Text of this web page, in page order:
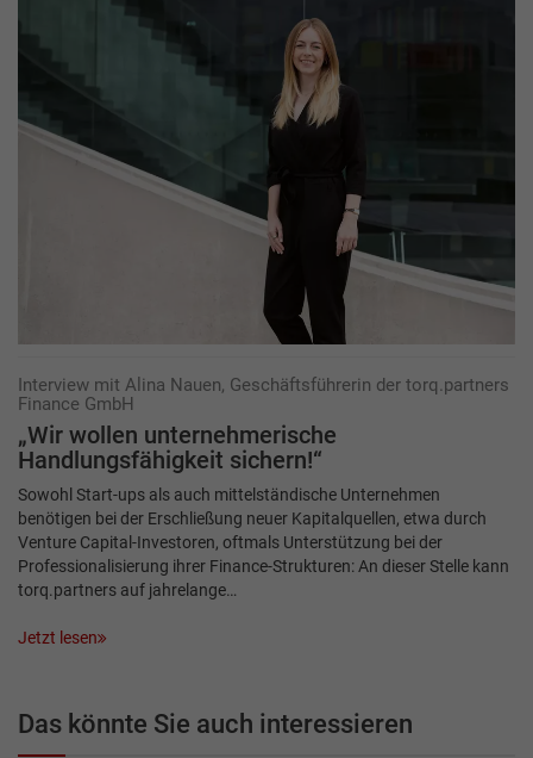
Interview mit Alina Nauen, Geschäftsführerin der torq.partners
Finance GmbH
„Wir wollen unternehmerische
Handlungsfähigkeit sichern!“
Sowohl Start-ups als auch mittelständische Unternehmen
benötigen bei der Erschließung neuer Kapitalquellen, etwa durch
Venture Capital-Investoren, oftmals Unterstützung bei der
Professionalisierung ihrer Finance-Strukturen: An dieser Stelle kann
torq.partners auf jahrelange…
Jetzt lesen
Das könnte Sie auch interessieren